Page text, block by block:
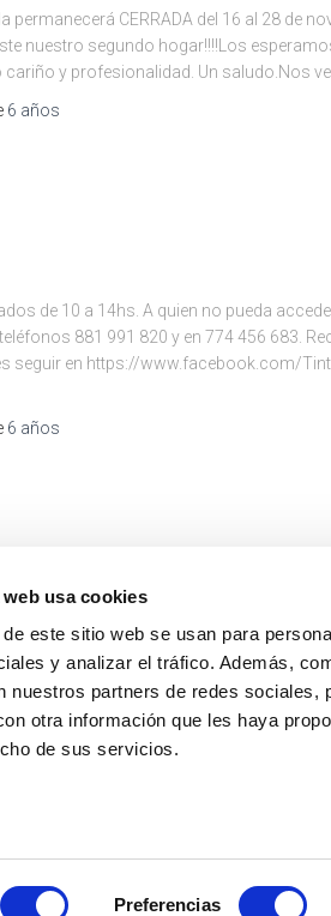
usa cookies
este sitio web se usan para
y analizar el tráfico. Además,
nuestros partners de redes sociales,
otra información que les haya
de sus servicios.
Preferencias
permanecerá CERRADA del 16 al 28 de
nuestro segundo hogar!!!!Los
y profesionalidad. Un saludo.Nos
6 años
de 10 a 14hs. A quien no pueda
881 991 820 y en 774 456 683.
seguir en https://www.facebook.com/
6 años
promociones de la tintorería. Y sobre
7 años
COOKIES AVISOS LEGALES